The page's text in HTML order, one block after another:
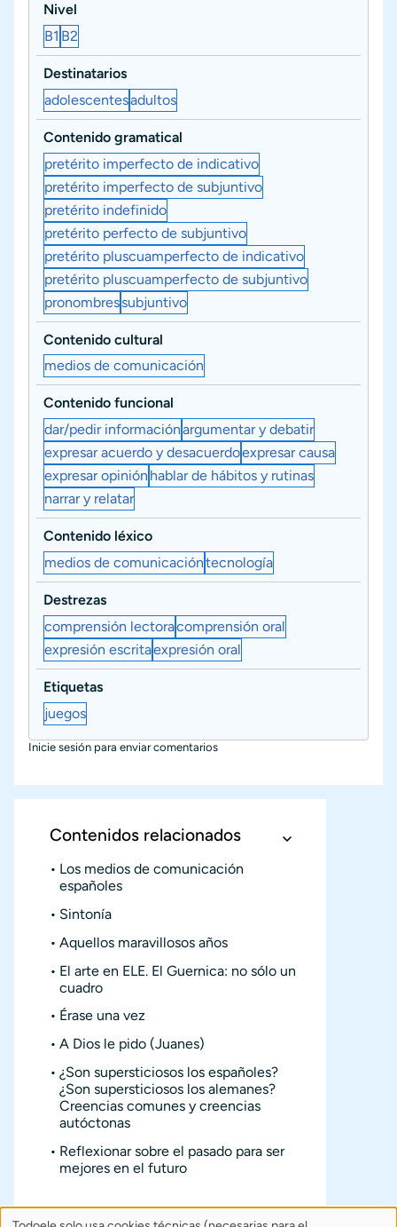
Nivel
B1 B2
Destinatarios
adolescentesadultos
Contenido gramatical
pretérito imperfecto de indicativo
pretérito imperfecto de subjuntivo
pretérito indefinido
pretérito perfecto de subjuntivo
pretérito pluscuamperfecto de indicativo
pretérito pluscuamperfecto de subjuntivo
pronombressubjuntivo
Contenido cultural
medios de comunicación
Contenido funcional
dar/pedir informaciónargumentar y debatir
expresar acuerdo y desacuerdoexpresar causa
expresar opinión hablar de hábitos y rutinas
narrar y relatar
Contenido léxico
medios de comunicacióntecnología
Destrezas
comprensión lectoracomprensión oral
expresión escritaexpresión oral
Etiquetas
juegos
Inicie sesión para enviar comentarios
Contenidos relacionados
Los medios de comunicación
españoles
Sintonía
Aquellos maravillosos años
El arte en ELE. El Guernica: no sólo un
cuadro
Érase una vez
A Dios le pido (Juanes)
¿Son supersticiosos los españoles?
¿Son supersticiosos los alemanes?
Creencias comunes y creencias
autóctonas
Reflexionar sobre el pasado para ser
mejores en el futuro